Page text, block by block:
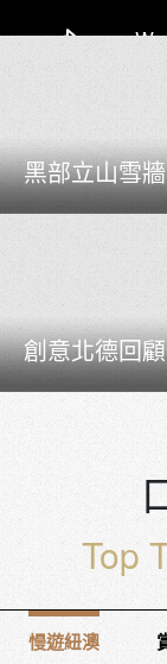
黑部立山雪牆
創意北德回
Top
慢遊紐澳